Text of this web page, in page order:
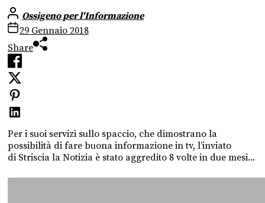
Ossigeno per l'Informazione
29 Gennaio 2018
Share
Per i suoi servizi sullo spaccio, che dimostrano la
possibilità di fare buona informazione in tv, l’inviato
di Striscia la Notizia è stato aggredito 8 volte in due mesi...